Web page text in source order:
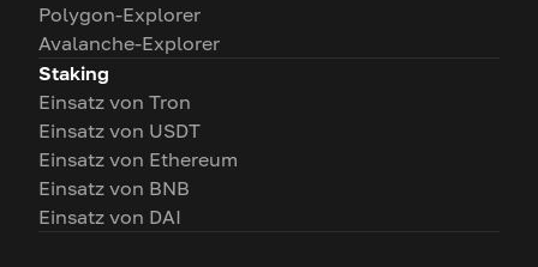
Polygon-Explorer
Avalanche-Explorer
Staking
Einsatz von Tron
Einsatz von USDT
Einsatz von Ethereum
Einsatz von BNB
Einsatz von DAI